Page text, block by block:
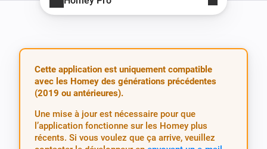
Cette application est uniquement compatible
avec les Homey des générations précédentes
(2019 ou antérieures).
Une mise à jour est nécessaire pour que
l’application fonctionne sur les Homey plus
récents. Si vous voulez que ça arrive, veuillez